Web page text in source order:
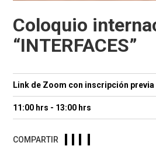
Coloquio
“INTERFACES”
Link de Zoom con inscripción previa
11:00 hrs - 13:00 hrs
COMPARTIR